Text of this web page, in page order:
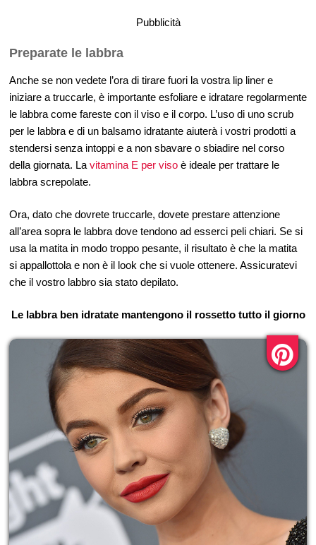
Pubblicità
Preparate le labbra
Anche se non vedete l’ora di tirare fuori la vostra lip liner e
iniziare a truccarle, è importante esfoliare e idratare regolarmente
le labbra come fareste con il viso e il corpo. L’uso di uno scrub
per le labbra e di un balsamo idratante aiuterà i vostri prodotti a
stendersi senza intoppi e a non sbavare o sbiadire nel corso
della giornata. Lavitamina E per viso è ideale per trattare le
labbra screpolate.
Ora, dato che dovrete truccarle, dovete prestare attenzione
all’area sopra le labbra dove tendono ad esserci peli chiari. Se si
usa la matita in modo troppo pesante, il risultato è che la matita
si appallottola e non è il look che si vuole ottenere. Assicuratevi
che il vostro labbro sia stato depilato.
Le labbra ben idratate mantengono il rossetto tutto il giorno